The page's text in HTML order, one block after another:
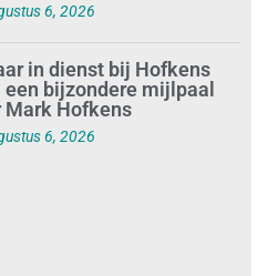
6, 2026
in dienst bij Hofkens
een bijzondere mijlpaal
Mark Hofkens
6, 2026